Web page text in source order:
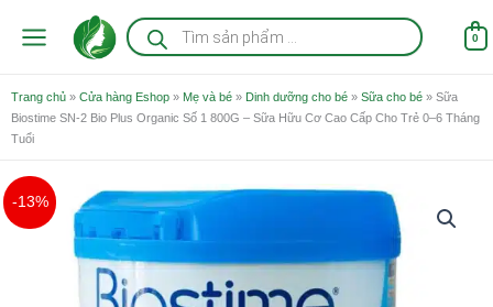
Tìm
kiếm
sản
0
Trang chủ » Cửa hàng Eshop » Mẹ và bé » Dinh dưỡng cho bé » Sữa cho bé » Sữa
Biostime SN-2 Bio Plus Organic Số 1 800G – Sữa Hữu Cơ Cao Cấp Cho Trẻ 0–6 Tháng
Tuổi
-13%
Giá
gốc
là:
1.100.000 ₫.
Giá
là:
960.000 ₫.
Sữa
Biostime